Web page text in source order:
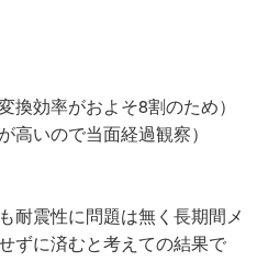
換効率がおよそ8割のため）
高いので当面経過観察）
耐震性に問題は無く長期間メ
ずに済むと考えての結果で